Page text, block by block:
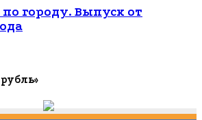
городу. Выпуск от